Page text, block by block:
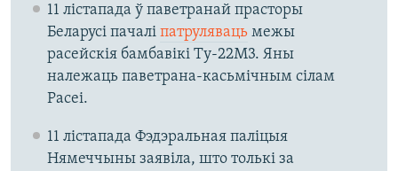
11 лістапада ў паветранай прасторы
Беларусі пачалі патрулявацьмежы
расейскія бамбавікі Ту-22М3. Яны
належаць паветрана-касьмічным сілам
Расеі.
11 лістапада Фэдэральная паліцыя
Нямеччыны заявіла, што толькі за